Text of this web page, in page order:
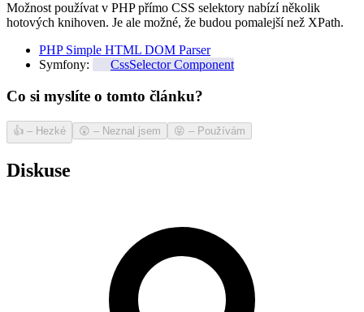
Možnost používat v PHP přímo CSS selektory nabízí několik
hotových knihoven. Je ale možné, že budou pomalejší než XPath.
PHP Simple HTML DOM Parser
Symfony:
CssSelector Component
Co si myslíte o tomto článku?
👍 – Hezké 😲 – Neznal jsem 😝 – Používám
Diskuse